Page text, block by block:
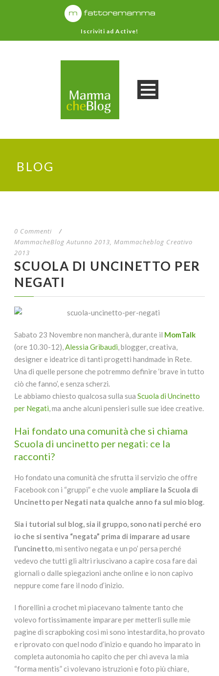
Iscriviti ad Active!
BLOG
0 Commenti
/
MammacheBlog Autunno 2013, Mammacheblog Creativo
2013
SCUOLA DI UNCINETTO PER
NEGATI
Sabato 23 Novembre non mancherà, durante il MomTalk
(ore 10.30-12),Alessia Gribaudi, blogger, creativa,
designer e ideatrice di tanti progetti handmade in Rete.
Una di quelle persone che potremmo definire ‘brave in tutto
ciò che fanno’, e senza scherzi.
Le abbiamo chiesto qualcosa sulla sua Scuola di Uncinetto
per Negati, ma anche alcuni pensieri sulle sue idee creative.
Hai fondato una comunità che si chiama
Scuola di uncinetto per negati: ce la
racconti?
Ho fondato una comunità che sfrutta il servizio che offre
Facebook con i “gruppi” e che vuole ampliare la Scuola di
Uncinetto per Negati nata qualche anno fa sul mio blog.
Sia i tutorial sul blog, sia il gruppo, sono nati perché ero
io che si sentiva “negata” prima di imparare ad usare
l’uncinetto, mi sentivo negata e un po’ persa perché
vedevo che tutti gli altri riuscivano a capire cosa fare dai
giornali o dalle spiegazioni anche online e io non capivo
neppure come fare il nodo d’inizio.
I fiorellini a crochet mi piacevano talmente tanto che
volevo fortissimamente imparare per metterli sulle mie
pagine di scrapboking così mi sono intestardita, ho provato
e riprovato con quel nodo d’inizio e quando ho imparato in
completa autonomia ho capito che per chi aveva la mia
“forma mentis” ci volevano istruzioni e foto più chiare,